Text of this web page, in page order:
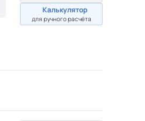
Калькулятор
для ручного расчёта